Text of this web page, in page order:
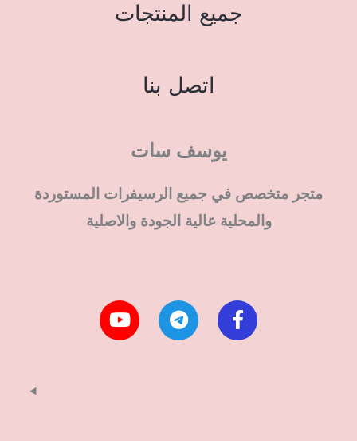
جميع المنتجات
اتصل بنا
يوسف سات
متجر متخصص في جميع الرسيفرات المستوردة
والمحلية عالية الجودة والاصلية